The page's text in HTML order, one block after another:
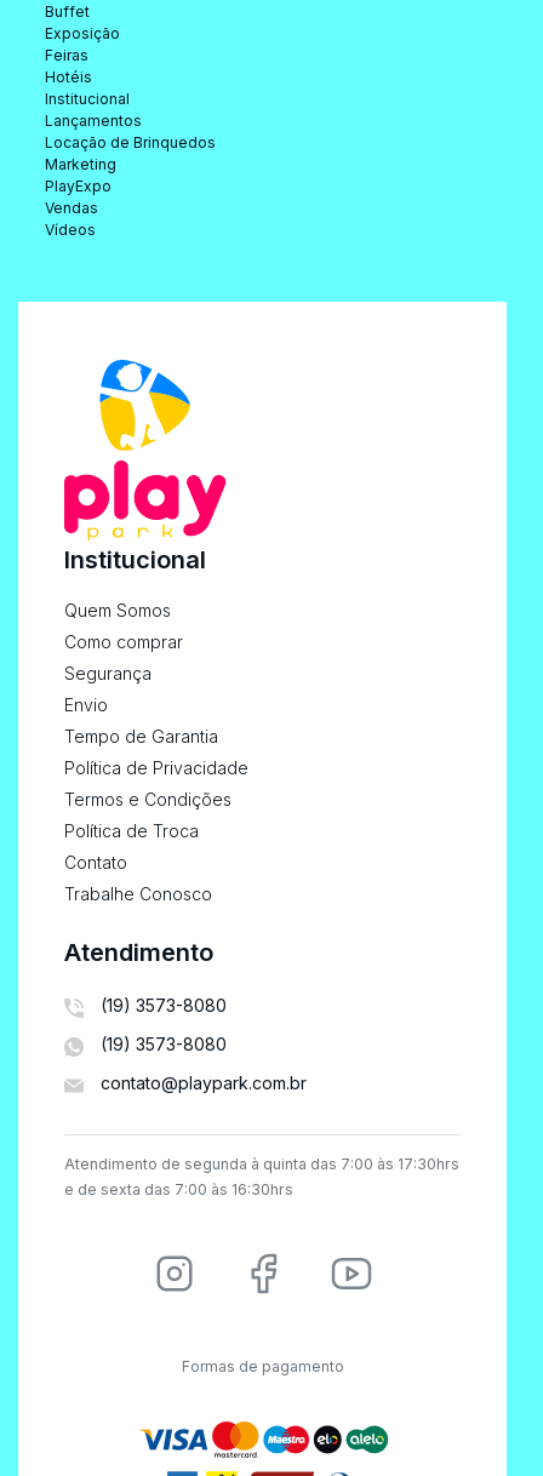
Buffet
Exposição
Feiras
Hotéis
Institucional
Lançamentos
Locação de Brinquedos
Marketing
PlayExpo
Vendas
Vídeos
Institucional
Quem Somos
Como comprar
Segurança
Envio
Tempo de Garantia
Política de Privacidade
Termos e Condições
Política de Troca
Contato
Trabalhe Conosco
Atendimento
(19) 3573-8080
(19) 3573-8080
contato@playpark.com.br
Atendimento de segunda à quinta das 7:00 às 17:30hrs
e de sexta das 7:00 às 16:30hrs
Formas de pagamento